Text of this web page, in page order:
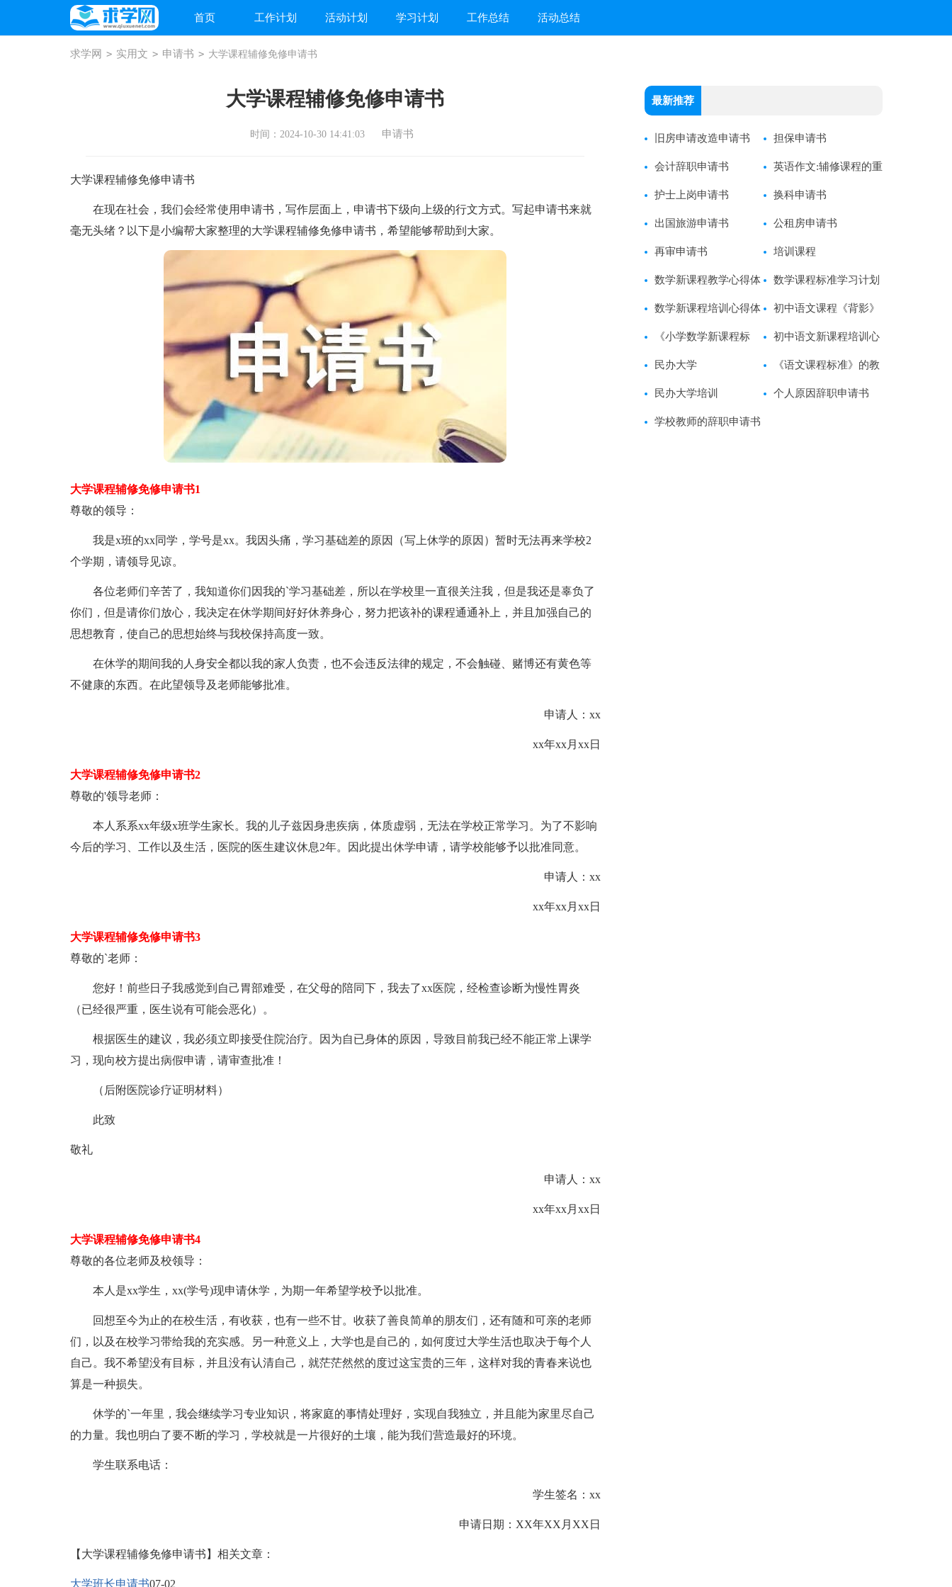
首页 工作计划 活动计划 学习计划 工作总结 活动总结
求学网 > 实用文 > 申请书 > 大学课程辅修免修申请书
大学课程辅修免修申请书
时间：2024-10-30 14:41:03 申请书
大学课程辅修免修申请书
在现在社会，我们会经常使用申请书，写作层面上，申请书下级向上级的行文方式。写起申请书来就
毫无头绪？以下是小编帮大家整理的大学课程辅修免修申请书，希望能够帮助到大家。
大学课程辅修免修申请书1
尊敬的领导：
我是x班的xx同学，学号是xx。我因头痛，学习基础差的原因（写上休学的原因）暂时无法再来学校2
个学期，请领导见谅。
各位老师们辛苦了，我知道你们因我的`学习基础差，所以在学校里一直很关注我，但是我还是辜负了
你们，但是请你们放心，我决定在休学期间好好休养身心，努力把该补的课程通通补上，并且加强自己的
思想教育，使自己的思想始终与我校保持高度一致。
在休学的期间我的人身安全都以我的家人负责，也不会违反法律的规定，不会触碰、赌博还有黄色等
不健康的东西。在此望领导及老师能够批准。
申请人：xx
xx年xx月xx日
大学课程辅修免修申请书2
尊敬的'领导老师：
本人系系xx年级x班学生家长。我的儿子兹因身患疾病，体质虚弱，无法在学校正常学习。为了不影响
今后的学习、工作以及生活，医院的医生建议休息2年。因此提出休学申请，请学校能够予以批准同意。
申请人：xx
xx年xx月xx日
大学课程辅修免修申请书3
尊敬的`老师：
您好！前些日子我感觉到自己胃部难受，在父母的陪同下，我去了xx医院，经检查诊断为慢性胃炎
（已经很严重，医生说有可能会恶化）。
根据医生的建议，我必须立即接受住院治疗。因为自已身体的原因，导致目前我已经不能正常上课学
习，现向校方提出病假申请，请审查批准！
（后附医院诊疗证明材料）
此致
敬礼
申请人：xx
xx年xx月xx日
大学课程辅修免修申请书4
尊敬的各位老师及校领导：
本人是xx学生，xx(学号)现申请休学，为期一年希望学校予以批准。
回想至今为止的在校生活，有收获，也有一些不甘。收获了善良简单的朋友们，还有随和可亲的老师
们，以及在校学习带给我的充实感。另一种意义上，大学也是自己的，如何度过大学生活也取决于每个人
自己。我不希望没有目标，并且没有认清自己，就茫茫然然的度过这宝贵的三年，这样对我的青春来说也
算是一种损失。
休学的`一年里，我会继续学习专业知识，将家庭的事情处理好，实现自我独立，并且能为家里尽自己
的力量。我也明白了要不断的学习，学校就是一片很好的土壤，能为我们营造最好的环境。
学生联系电话：
学生签名：xx
申请日期：XX年XX月XX日
【大学课程辅修免修申请书】相关文章：
大学班长申请书07-02
最新推荐
旧房申请改造申请书 担保申请书
会计辞职申请书 英语作文:辅修课程的重
要性
护士上岗申请书 换科申请书
出国旅游申请书 公租房申请书
再审申请书 培训课程
数学新课程教学心得体
会
数学课程标准学习计划
数学新课程培训心得体
会范文
初中语文课程《背影》
教学设计范文
《小学数学新课程标
准》读后感范文
初中语文新课程培训心
得体会
民办大学 《语文课程标准》的教
师读后感范文
民办大学培训 个人原因辞职申请书
学校教师的辞职申请书